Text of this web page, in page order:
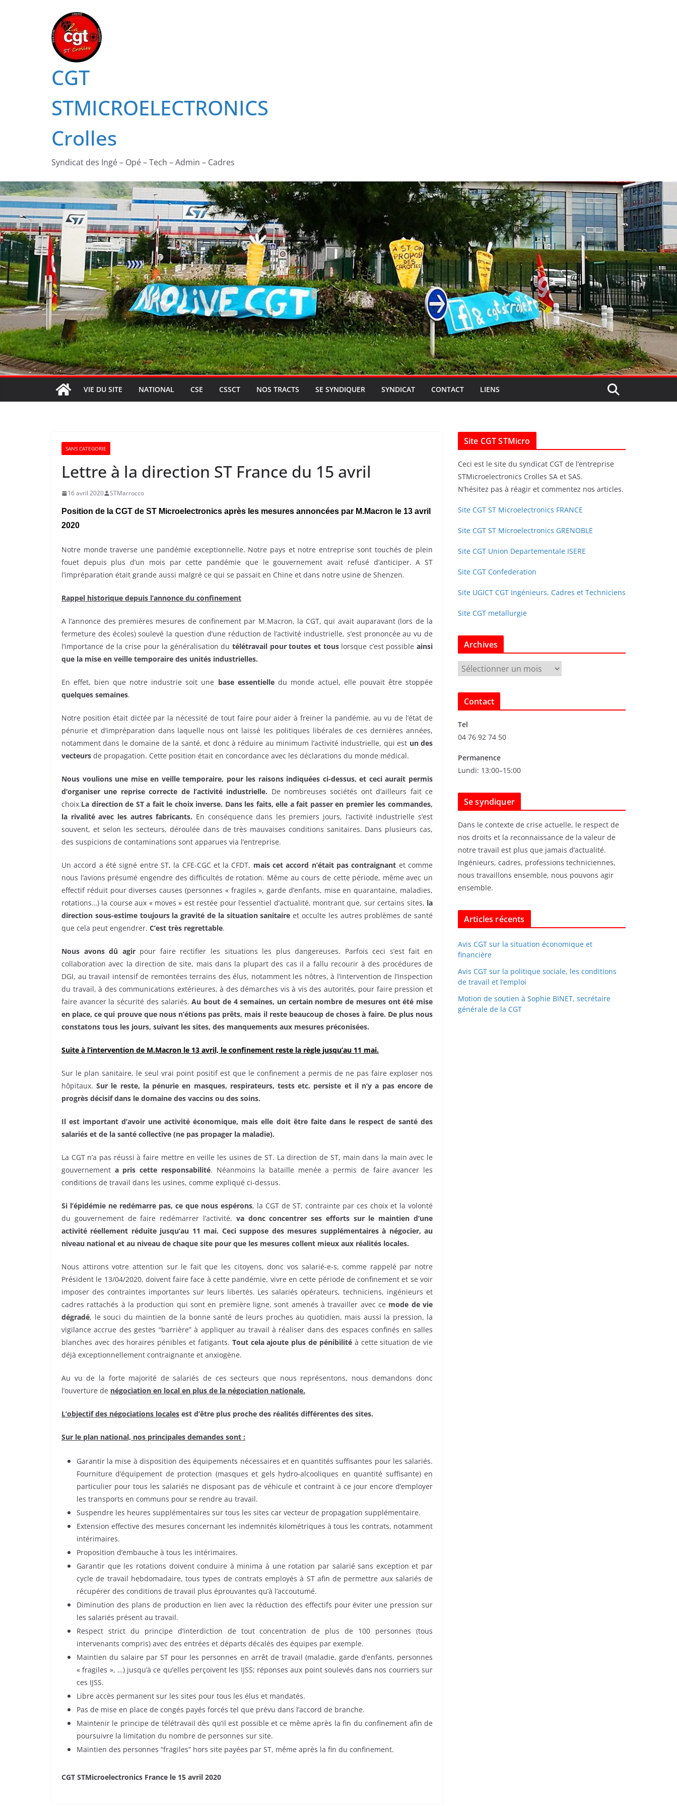
CGT
STMICROELECTRONICS
Crolles
Syndicat des Ingé – Opé – Tech – Admin – Cadres
VIE DU SITE NATIONAL CSE CSSCT NOS TRACTS SE SYNDIQUER SYNDICAT CONTACT LIENS
SANS CATEGORIE
Lettre à la direction ST France du 15 avril
16 avril 2020 STMarrocco
Position de la CGT de ST Microelectronics après les mesures annoncées par M.Macron le 13 avril
2020
Notre monde traverse une pandémie exceptionnelle. Notre pays et notre entreprise sont touchés de plein
fouet depuis plus d’un mois par cette pandémie que le gouvernement avait refusé d’anticiper. A ST
l’impréparation était grande aussi malgré ce qui se passait en Chine et dans notre usine de Shenzen.
Rappel historique depuis l’annonce du confinement
A l’annonce des premières mesures de confinement par M.Macron, la CGT, qui avait auparavant (lors de la
fermeture des écoles) soulevé la question d’une réduction de l’activité industrielle, s’est prononcée au vu de
l’importance de la crise pour la généralisation du télétravail pour toutes et touslorsque c’est possible ainsi
que la mise en veille temporaire des unités industrielles.
En effet, bien que notre industrie soit une base essentielledu monde actuel, elle pouvait être stoppée
quelques semaines.
Notre position était dictée par la nécessité de tout faire pour aider à freiner la pandémie, au vu de l’état de
pénurie et d’impréparation dans laquelle nous ont laissé les politiques libérales de ces dernières années,
notamment dans le domaine de la santé, et donc à réduire au minimum l’activité industrielle, qui est un des
vecteurs de propagation. Cette position était en concordance avec les déclarations du monde médical.
Nous voulions une mise en veille temporaire, pour les raisons indiquées ci-dessus, et ceci aurait permis
d’organiser une reprise correcte de l’activité industrielle. De nombreuses sociétés ont d’ailleurs fait ce
choix.La direction de ST a fait le choix inverse. Dans les faits, elle a fait passer en premier les commandes,
la rivalité avec les autres fabricants. En conséquence dans les premiers jours, l’activité industrielle s’est
souvent, et selon les secteurs, déroulée dans de très mauvaises conditions sanitaires. Dans plusieurs cas,
des suspicions de contaminations sont apparues via l’entreprise.
Un accord a été signé entre ST, la CFE-CGC et la CFDT, mais cet accord n’était pas contraignant et comme
nous l’avions présumé engendre des difficultés de rotation.​ ​Même au cours de cette période, même avec un
effectif réduit pour diverses causes (personnes « fragiles », garde d’enfants, mise en quarantaine, maladies,
rotations…) la course aux « moves » est restée pour l’essentiel d’actualité, montrant que, sur certains sites, la
direction sous-estime toujours la gravité de la situation sanitaire et occulte les autres problèmes de santé
que cela peut engendrer. C’est très regrettable.
Nous avons dû agirpour faire rectifier les situations les plus dangereuses. Parfois ceci s’est fait en
collaboration avec la direction de site, mais dans la plupart des cas il a fallu recourir à des procédures de
DGI, au travail intensif de remontées terrains des élus, notamment les nôtres, à l’intervention de l’inspection
du travail, à des communications extérieures, à des démarches vis à vis des autorités, pour faire pression et
faire avancer la sécurité des salariés.Au bout de 4 semaines, un certain nombre de mesures ont été mise
en place, ce qui prouve que nous n’étions pas prêts, mais il reste beaucoup de choses à faire. De plus nous
constatons tous les jours, suivant les sites, des manquements aux mesures préconisées.
Suite à l’intervention de M.Macron le 13 avril, le confinement reste la règle jusqu’au 11 mai.
Sur le plan sanitaire, le seul vrai point positif est que le confinement a permis de ne pas faire exploser nos
hôpitaux.Sur le reste, la pénurie en masques, respirateurs, tests etc. persiste et il n’y a pas encore de
progrès décisif dans le domaine des vaccins ou des soins.
Il est important d’avoir une activité économique, mais elle doit être faite dans le respect de santé des
salariés et de la santé collective (ne pas propager la maladie).
La CGT n’a pas réussi à faire mettre en veille les usines de ST. La direction de ST, main dans la main avec le
gouvernement a pris cette responsabilité. Néanmoins la bataille menée a permis de faire avancer les
conditions de travail dans les usines, comme expliqué ci-dessus.
Si l’épidémie ne redémarre pas, ce que nous espérons, la CGT de ST, contrainte par ces choix et la volonté
du gouvernement de faire redémarrer l’activité, va donc concentrer ses efforts sur le maintien d’une
activité réellement réduite jusqu’au 11 mai. Ceci suppose des mesures supplémentaires à négocier, au
niveau national et au niveau de chaque site pour que les mesures collent mieux aux réalités locales.
Nous attirons votre attention sur le fait que les citoyens, donc vos salarié-e-s, comme rappelé par notre
Président le 13/04/2020, doivent faire face à cette pandémie, vivre en cette période de confinement et se voir
imposer des contraintes importantes sur leurs libertés. Les salariés opérateurs, techniciens, ingénieurs et
cadres rattachés à la production qui sont en première ligne, sont amenés à travailler avec ce mode de vie
dégradé, le souci du maintien de la bonne santé de leurs proches au quotidien, mais aussi la pression, la
vigilance accrue des gestes “barrière” à appliquer au travail à réaliser dans des espaces confinés en salles
blanches avec des horaires pénibles et fatigants. Tout cela ajoute plus de pénibilitéà cette situation de vie
déjà exceptionnellement contraignante et anxiogène.
Au vu de la forte majorité de salariés de ces secteurs que nous représentons, nous demandons donc
l’ouverture de négociation en local en plus de la négociation nationale.
L’objectif des négociations locales est d’être plus proche des réalités différentes des sites.
Sur le plan national, nos principales demandes sont :
Garantir la mise à disposition des équipements nécessaires et en quantités suffisantes pour les salariés.
Fourniture d’équipement de protection (masques et gels hydro-alcooliques en quantité suffisante) en
particulier pour tous les salariés ne disposant pas de véhicule et contraint à ce jour encore d’employer
les transports en communs pour se rendre au travail.
Suspendre les heures supplémentaires sur tous les sites car vecteur de propagation supplémentaire.
Extension effective des mesures concernant les indemnités kilométriques à tous les contrats, notamment
intérimaires.
Proposition d’embauche à tous les intérimaires.
Garantir que les rotations doivent conduire à minima à une rotation par salarié sans exception et par
cycle de travail hebdomadaire, tous types de contrats employés à ST afin de permettre aux salariés de
récupérer des conditions de travail plus éprouvantes qu’à l’accoutumé.
Diminution des plans de production en lien avec la réduction des effectifs pour éviter une pression sur
les salariés présent au travail.
Respect strict du principe d’interdiction de tout concentration de plus de 100 personnes (tous
intervenants compris) avec des entrées et départs décalés des équipes par exemple.
Maintien du salaire par ST pour les personnes en arrêt de travail (maladie, garde d’enfants, personnes
« fragiles », …) jusqu’à ce qu’elles perçoivent les IJSS; réponses aux point soulevés dans nos courriers sur
ces IJSS.
Libre accès permanent sur les sites pour tous les élus et mandatés.
Pas de mise en place de congés payés forcés tel que prévu dans l’accord de branche.
Maintenir le principe de télétravail dès qu’il est possible et ce même après la fin du confinement afin de
poursuivre la limitation du nombre de personnes sur site.
Maintien des personnes “fragiles” hors site payées par ST, même après la fin du confinement.
CGT STMicroelectronics France le 15 avril 2020
Site CGT STMicro
Ceci est le site du syndicat CGT de l’entreprise
STMicroelectronics Crolles SA et SAS.
N’hésitez pas à réagir et commentez nos articles.
Site CGT ST Microelectronics FRANCE
Site CGT ST Microelectronics GRENOBLE
Site CGT Union Departementale ISERE
Site CGT Confederation
Site UGICT CGT Ingénieurs, Cadres et Techniciens
Site CGT metallurgie
Archives
r
c
v
e
s
Contact
Tel
04 76 92 74 50
Permanence
Lundi: 13:00–15:00
Se syndiquer
Dans le contexte de crise actuelle, le respect de
nos droits et la reconnaissance de la valeur de
notre travail est plus que jamais d’actualité.
Ingénieurs, cadres, professions techniciennes,
nous travaillons ensemble, nous pouvons agir
ensemble.
Articles récents
Avis CGT sur la situation économique et
financière
Avis CGT sur la politique sociale, les conditions
de travail et l’emploi
Motion de soutien à Sophie BINET, secrétaire
générale de la CGT